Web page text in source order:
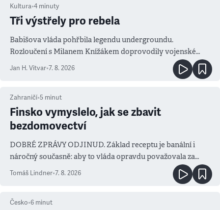
Kultura•4 minuty
Tři výstřely pro rebela
Babišova vláda pohřbila legendu undergroundu.
Rozloučení s Milanem Knížákem doprovodily vojenské
salvy i kritika pokrokářů
Jan H. Vitvar•7. 8. 2026
Zahraničí•5 minut
Finsko vymyslelo, jak se zbavit
bezdomovectví
DOBRÉ ZPRÁVY ODJINUD. Základ receptu je banální i
náročný současně: aby to vláda opravdu považovala za
prioritu
Tomáš Lindner•7. 8. 2026
Česko•6 minut